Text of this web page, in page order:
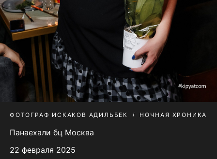
ФОТОГРАФ ИСКАКОВ АДИЛЬБЕК НОЧНАЯ ХРОНИКА
Панаехали бц Москва
22 февраля 2025